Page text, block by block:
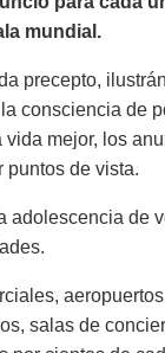
mundial.
precepto,
consciencia de
mejor, los
puntos de vista.
adolescencia de
salas de